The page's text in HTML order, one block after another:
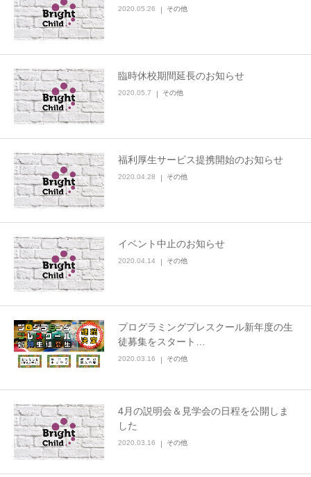
2020.05.26 その他
臨時休校期間延長のお知らせ
2020.05.7 その他
福利厚生サービス提携開始のお知らせ
2020.04.28 その他
イベント中止のお知らせ
2020.04.14 その他
プログラミングプレスクール新年度の生
徒募集をスタート…
2020.03.16 その他
4月の説明会＆見学会の日程を公開しま
した
2020.03.16 その他